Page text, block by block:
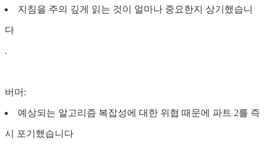
지침을 주의 깊게 읽는 것이 얼마나 중요한지 상기했습니
다
.
버머:
예상되는 알고리즘 복잡성에 대한 위협 때문에 파트 2를 즉
시 포기했습니다